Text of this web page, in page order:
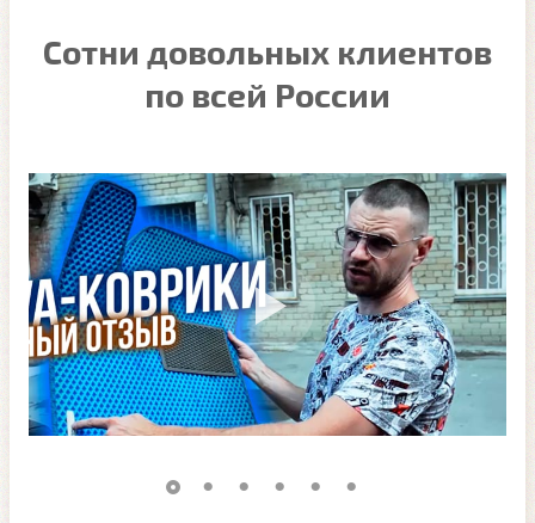
Сотни довольных клиентов
по всей России